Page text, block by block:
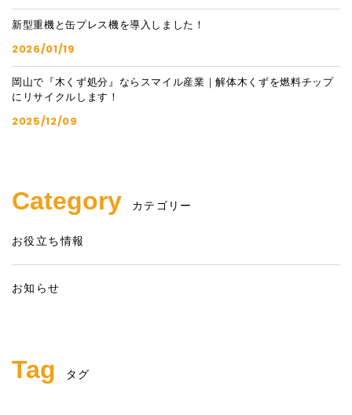
新型重機と缶プレス機を導入しました！
2026/01/19
岡山で『木くず処分』ならスマイル産業｜解体木くずを燃料チップ
にリサイクルします！
2025/12/09
Category カテゴリー
お役立ち情報
お知らせ
Tag タグ